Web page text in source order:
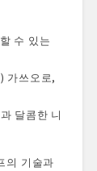
수 있는
가쓰오로,
달콤한 니
의 기술과